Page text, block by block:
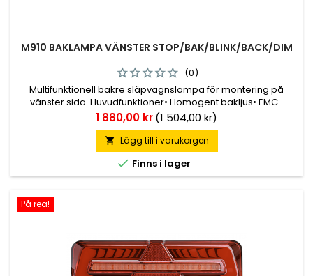
M910 BAKLAMPA VÄNSTER STOP/BAK/BLINK/BACK/DIM
(0)
Multifunktionell bakre släpvagnslampa för montering på
vänster sida. Huvudfunktioner• Homogent bakljus• EMC-
godkännande• Progressiv blinkersfunktion• Integrerad
triangelformad reflexreflektor• Utgång för markörlampans
kabelhärva i bakre delen av lampan• Synkronisera
Pris
1 880,00 kr(1 504,00 kr)
 Lägg till i varukorgen
 Finns i lager
På rea!